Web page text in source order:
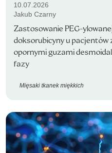
10.07.2026
Jakub Czarny
Zastosowanie PEG-
doksorubicyny u pacjentów
opornymi guzami
fazy
Mięsaki tkanek miękkich